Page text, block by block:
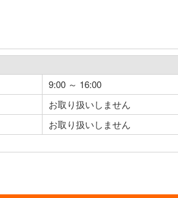
9:00 ～ 16:00
お取り扱いしません
お取り扱いしません